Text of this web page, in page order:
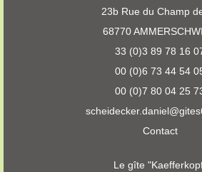
23b Rue du Champ
68770
33 (0)3 89 78 16
00 (0)6 73 44 54
00 (0)7 80 04 25
Contact
Le gîte